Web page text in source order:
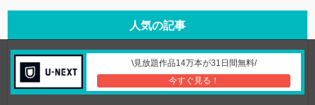
人気の記事
アニメ「暁のヨナ」の動画を見放題！無料の視聴方法
は？
5,665 PV
\見放題作品14万本が31日間無料/
今すぐ見る！